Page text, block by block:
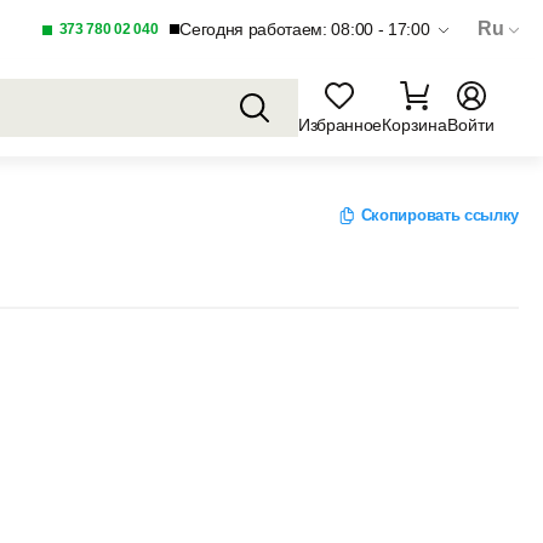
373 780 02 040 Сегодня работаем: 08:00 - 17:00 Ru
ИзбранноеКорзинаВойти
Скопировать ссылку